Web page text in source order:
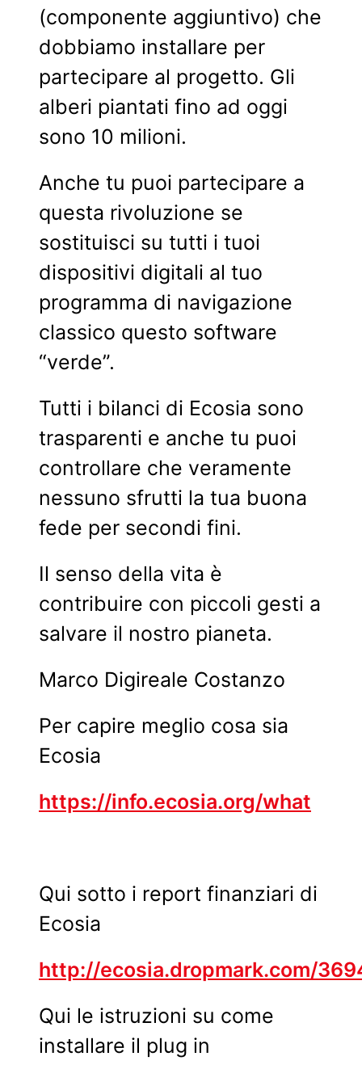
(componente aggiuntivo) che
dobbiamo installare per
partecipare al progetto. Gli
alberi piantati fino ad oggi
sono 10 milioni.
Anche tu puoi partecipare a
questa rivoluzione se
sostituisci su tutti i tuoi
dispositivi digitali al tuo
programma di navigazione
classico questo software
“verde”.
Tutti i bilanci di Ecosia sono
trasparenti e anche tu puoi
controllare che veramente
nessuno sfrutti la tua buona
fede per secondi fini.
Il senso della vita è
contribuire con piccoli gesti a
salvare il nostro pianeta.
Marco Digireale Costanzo
Per capire meglio cosa sia
Ecosia
https://info.ecosia.org/what
Qui sotto i report finanziari di
Ecosia
http://ecosia.dropmark.com/
Qui le istruzioni su come
installare il plug in